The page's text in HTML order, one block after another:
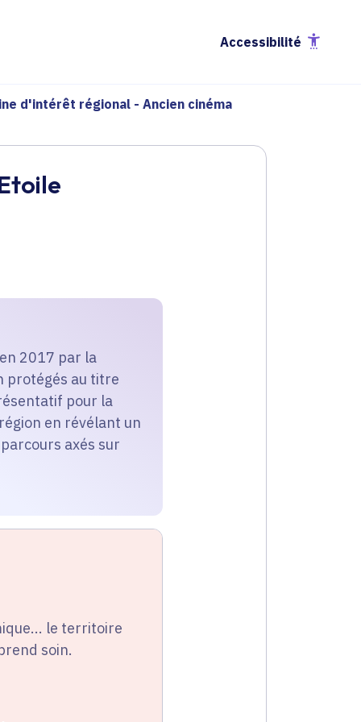
Accessibilité
d'intérêt régional - Ancien cinéma
2017 par la
protégés au titre
pour la
en révélant un
axés sur
le territoire
soin.